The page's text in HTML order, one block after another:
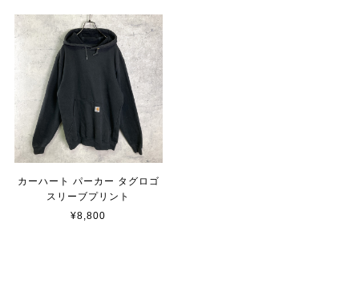
カーハート パーカー タグロゴ
スリーブプリント
¥8,800